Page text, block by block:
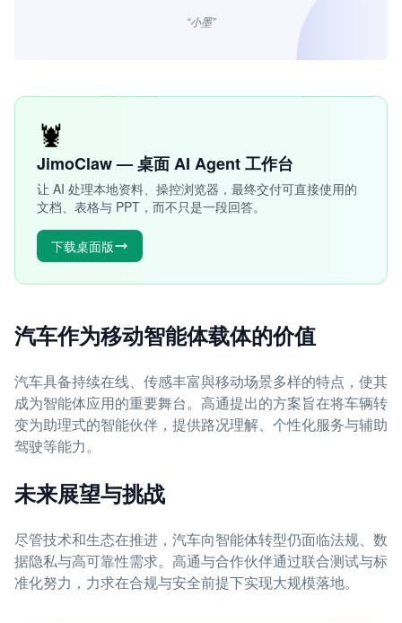
“小墨”
🦞
JimoClaw — 桌面 AI Agent 工作台
让 AI 处理本地资料、操控浏览器，最终交付可直接使用的
文档、表格与 PPT，而不只是一段回答。
下载桌面版
汽车作为移动智能体载体的价值
汽车具备持续在线、传感丰富與移动场景多样的特点，使其
成为智能体应用的重要舞台。高通提出的方案旨在将车辆转
变为助理式的智能伙伴，提供路况理解、个性化服务与辅助
驾驶等能力。
未来展望与挑战
尽管技术和生态在推进，汽车向智能体转型仍面临法规、数
据隐私与高可靠性需求。高通与合作伙伴通过联合测试与标
准化努力，力求在合规与安全前提下实现大规模落地。